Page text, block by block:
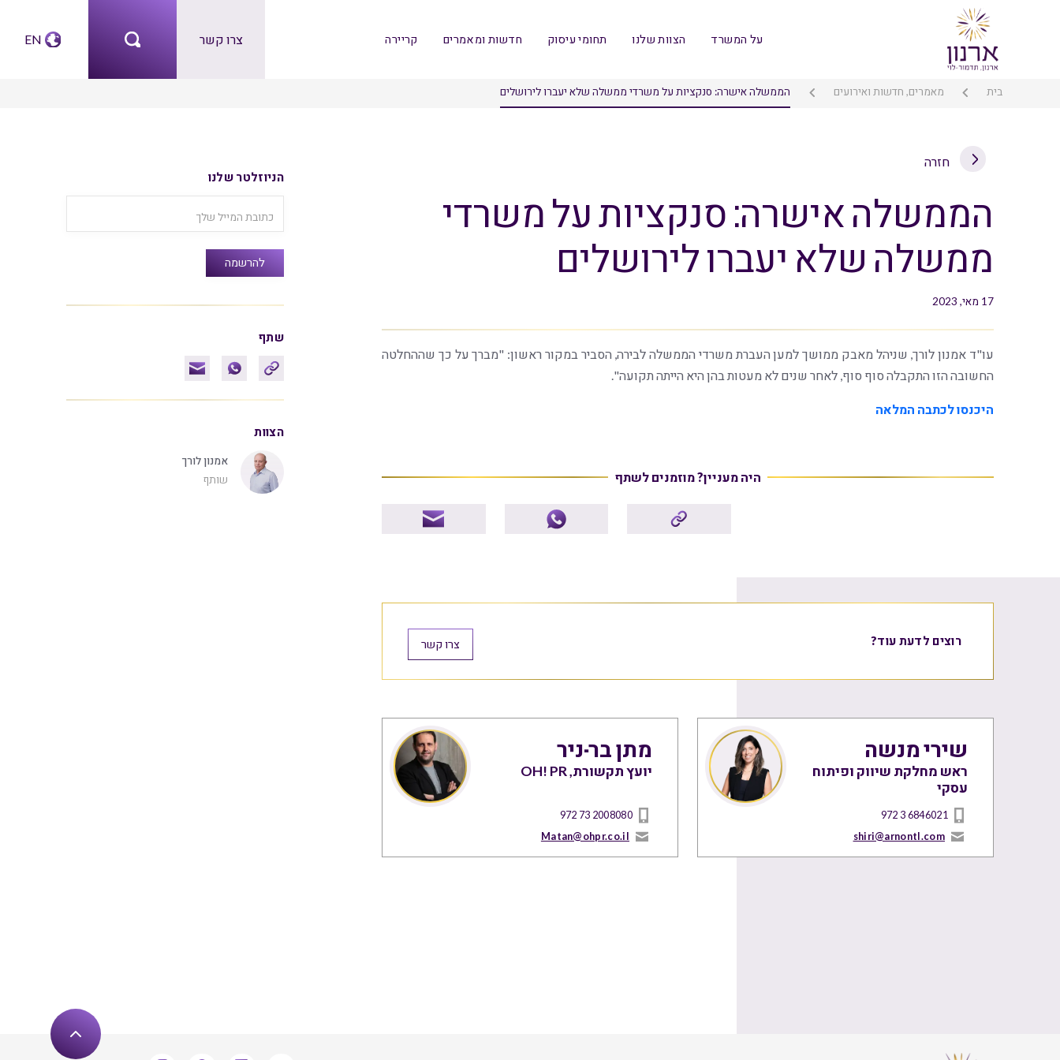
על המשרד הצוות שלנו תחומי עיסוק חדשות ומאמרים קריירה צרו קשר EN
בית מאמרים, חדשות ואירועים הממשלה אישרה: סנקציות על משרדי ממשלה שלא יעברו לירושלים
חזרה
הממשלה אישרה: סנקציות על משרדי
ממשלה שלא יעברו לירושלים
17 מאי, 2023
עו"ד אמנון לורך, שניהל מאבק ממושך למען העברת משרדי הממשלה לבירה, הסביר במקור ראשון: "מברך על כך שההחלטה
החשובה הזו התקבלה סוף סוף, לאחר שנים לא מעטות בהן היא הייתה תקועה".
היכנסו לכתבה המלאה
היה מעניין? מוזמנים לשתף
רוצים לדעת עוד? צרו קשר
שירי מנשה
ראש מחלקת שיווק ופיתוח
עסקי
972 3 6846021
shiri@arnontl.com
מתן בר-ניר
יועץ תקשורת, OH! PR
972 73 2008080
Matan@ohpr.co.il
הניוזלטר שלנו
שתף
הצוות
אמנון לורך
שותף